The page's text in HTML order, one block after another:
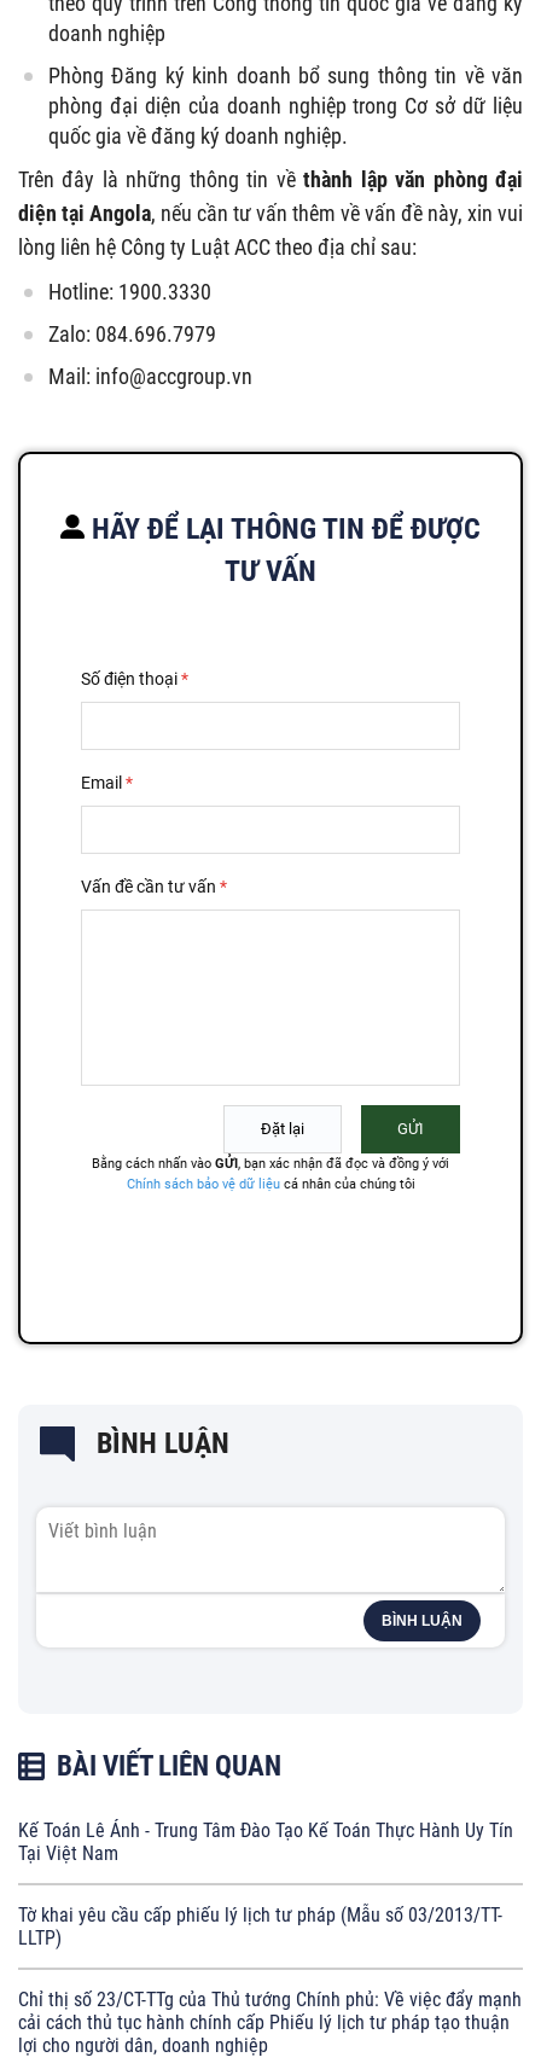
doanh nghiệp
Phòng Đăng ký kinh doanh bổ sung thông tin về văn
phòng đại diện của doanh nghiệp trong Cơ sở dữ liệu
quốc gia về đăng ký doanh nghiệp.
Trên đây là những thông tin vềthành lập văn phòng đại
diện tại Angola, nếu cần tư vấn thêm về vấn đề này, xin vui
lòng liên hệ Công ty Luật ACC theo địa chỉ sau:
Hotline: 1900.3330
Zalo: 084.696.7979
Mail: info@accgroup.vn
HÃY ĐỂ LẠI THÔNG TIN ĐỂ ĐƯỢC
TƯ VẤN
BÌNH LUẬN
BÌNH LUẬN
BÀI VIẾT LIÊN QUAN
Kế Toán Lê Ánh - Trung Tâm Đào Tạo Kế Toán Thực Hành Uy Tín
Tại Việt Nam
Tờ khai yêu cầu cấp phiếu lý lịch tư pháp (Mẫu số 03/2013/TT-
LLTP)
Chỉ thị số 23/CT-TTg của Thủ tướng Chính phủ: Về việc đẩy mạnh
cải cách thủ tục hành chính cấp Phiếu lý lịch tư pháp tạo thuận
lợi cho người dân, doanh nghiệp